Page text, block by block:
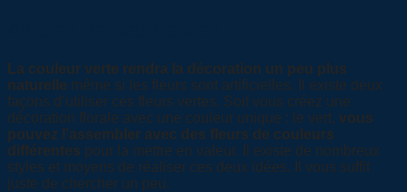
La couleur verte rendra la décoration un peu plus
naturelle même si les fleurs sont artificielles. Il existe deux
façons d’utiliser ces fleurs vertes. Soit vous créez une
décoration florale avec une couleur unique : le vert, vous
pouvez l’assembler avec des fleurs de couleurs
différentes pour la mettre en valeur. Il existe de nombreux
styles et moyens de réaliser ces deux idées. Il vous suffit
juste de chercher un peu.